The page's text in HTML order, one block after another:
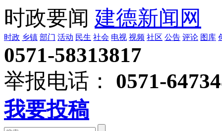
时政要闻 建德新闻网
时政 乡镇 部门 活动 民生 社会 电视 视频 社区 公告 评论 图库
0571-58313817
举报电话：
0571-
我要投稿